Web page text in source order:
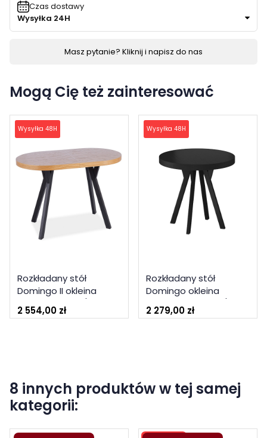
Czas dostawy
Wysyłka 24H
Masz pytanie? Kliknij i napisz do nas
Mogą Cię też zainteresować
Wysyłka 48H
Rozkładany stół
Domingo II okleina
140(272)x80
2 554,00 zł
Wysyłka 48H
Rozkładany stół
Domingo okleina
czarny fi 100(100-250)
2 279,00 zł
8 innych produktów w tej samej
kategorii: